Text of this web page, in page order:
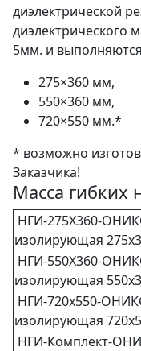
диэлектрической
диэлектрического
5мм. и
275×360 мм,
550×360 мм,
720×550 мм.*
* возможно
Заказчика!
Масса гибких
НГИ-275Х360-
изолирующая
НГИ-550Х360-
изолирующая
НГИ-720х550-
изолирующая
НГИ-Комплект-